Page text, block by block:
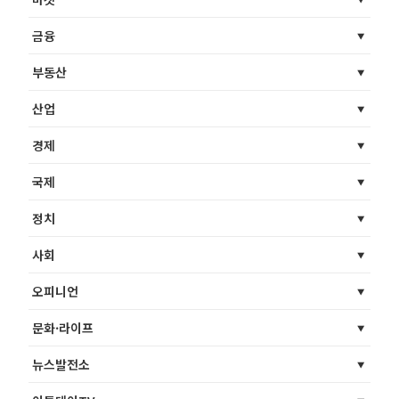
금융
부동산
산업
경제
국제
정치
사회
오피니언
문화·라이프
뉴스발전소